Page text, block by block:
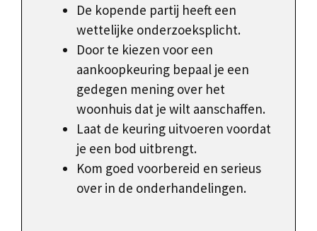
De kopende partij heeft een
wettelijke onderzoeksplicht.
Door te kiezen voor een
aankoopkeuring bepaal je een
gedegen mening over het
woonhuis dat je wilt aanschaffen.
Laat de keuring uitvoeren voordat
je een bod uitbrengt.
Kom goed voorbereid en serieus
over in de onderhandelingen.